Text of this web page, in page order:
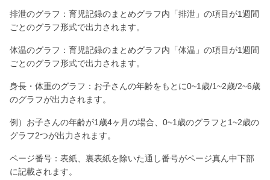
排泄のグラフ：育児記録のまとめグラフ内「排泄」の項目が1週間
ごとのグラフ形式で出力されます。
体温のグラフ：育児記録のまとめグラフ内「体温」の項目が1週間
ごとのグラフ形式で出力されます。
身長・体重のグラフ：お子さんの年齢をもとに0~1歳/1~2歳/2~6歳
のグラフが出力されます。
例）お子さんの年齢が1歳4ヶ月の場合、0~1歳のグラフと1~2歳の
グラフ2つが出力されます。
ページ番号：表紙、裏表紙を除いた通し番号がページ真ん中下部
に記載されます。